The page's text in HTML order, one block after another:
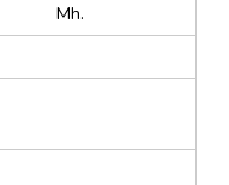
Mh.